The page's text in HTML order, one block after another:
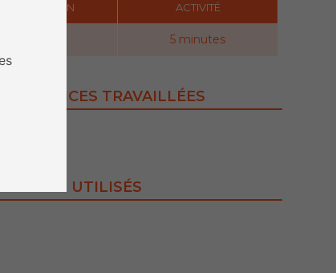
PRÉPARATION ACTIVITÉ
5 minutes
TRAVAILLÉES
UTILISÉS